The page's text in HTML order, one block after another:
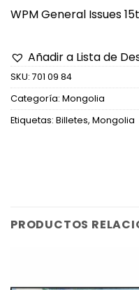
WPM General Issues
Añadir a Lista de
SKU: 701 09 84
Categoría: Mongolia
Etiquetas: Billetes, Mongolia
PRODUCTOS